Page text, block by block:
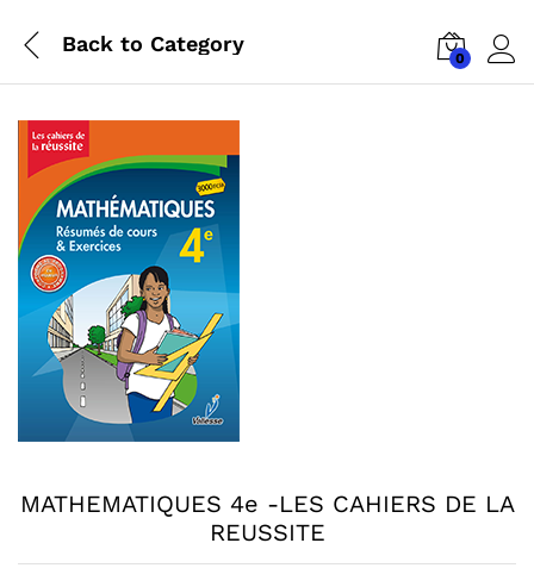
Back to Category
0
MATHEMATIQUES 4e -LES CAHIERS DE LA
REUSSITE